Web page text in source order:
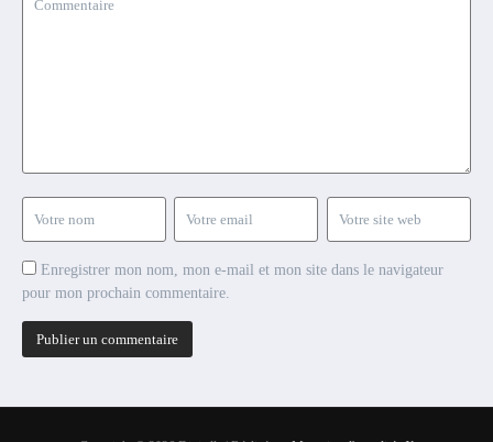
Enregistrer mon nom, mon e-mail et mon site dans le navigateur
pour mon prochain commentaire.